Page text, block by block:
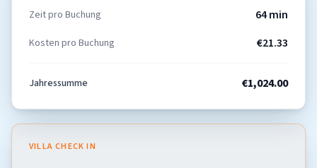
Zeit pro Buchung 64 min
Kosten pro Buchung €21.33
Jahressumme €1,024.00
VILLA CHECK IN